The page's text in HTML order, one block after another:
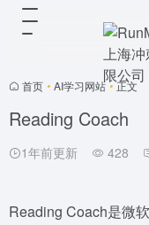
首页 • AI学习网站 • 正文
Reading Coach
1年前更新 428
Reading Coach是微